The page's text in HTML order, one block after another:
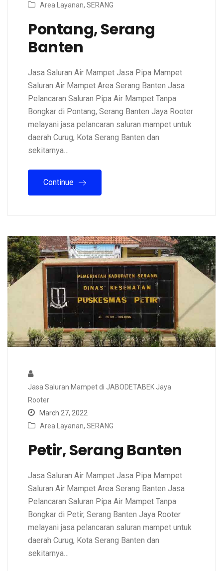
Area Layanan, SERANG
Pontang, Serang
Banten
Jasa Saluran Air Mampet Jasa Pipa Mampet
Saluran Air Mampet Area Serang Banten Jasa
Pelancaran Saluran Pipa Air Mampet Tanpa
Bongkar di Pontang, Serang Banten Jaya Rooter
melayani jasa pelancaran saluran mampet untuk
daerah Curug, Kota Serang Banten dan
sekitarnya…
Continue
Jasa Saluran Mampet di JABODETABEK Jaya
Rooter
March 27, 2022
Area Layanan, SERANG
Petir, Serang Banten
Jasa Saluran Air Mampet Jasa Pipa Mampet
Saluran Air Mampet Area Serang Banten Jasa
Pelancaran Saluran Pipa Air Mampet Tanpa
Bongkar di Petir, Serang Banten Jaya Rooter
melayani jasa pelancaran saluran mampet untuk
daerah Curug, Kota Serang Banten dan
sekitarnya…